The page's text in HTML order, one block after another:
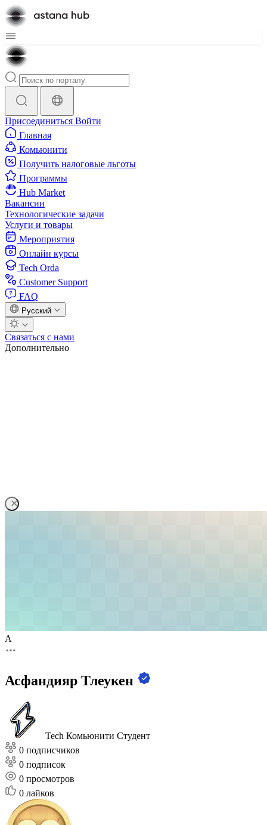
Присоединиться Войти
Главная
Комьюнити
Получить налоговые льготы
Программы
Hub Market
Вакансии
Технологические задачи
Услуги и товары
Мероприятия
Онлайн курсы
Tech Orda
Customer Support
FAQ
Русский
Связаться с нами
Дополнительно
А
Асфандияр Тлеукен
Tech Комьюнити Студент
0 подписчиков
0 подписок
0 просмотров
0 лайков